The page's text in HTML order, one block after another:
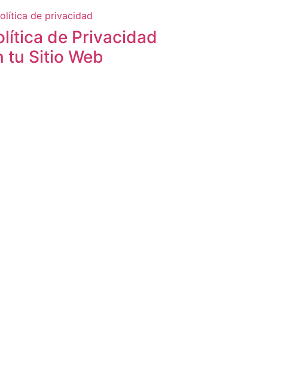
de Privacidad
tu Sitio Web